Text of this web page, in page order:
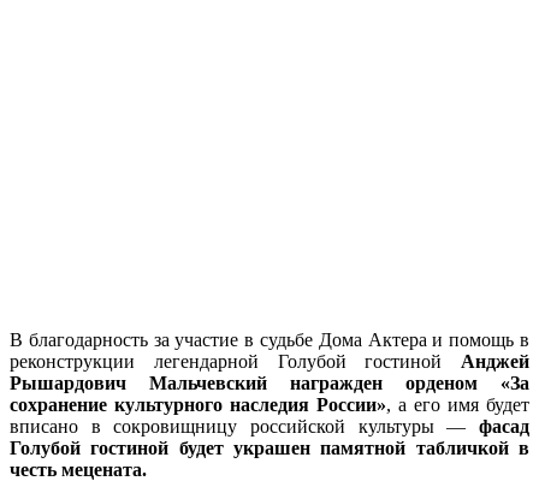
В благодарность за участие в судьбе Дома Актера и помощь в
реконструкции легендарной Голубой гостиной Анджей
Рышардович Мальчевский награжден орденом «За
сохранение культурного наследия России», а его имя будет
вписано в сокровищницу российской культуры — фасад
Голубой гостиной будет украшен памятной табличкой в
честь мецената.